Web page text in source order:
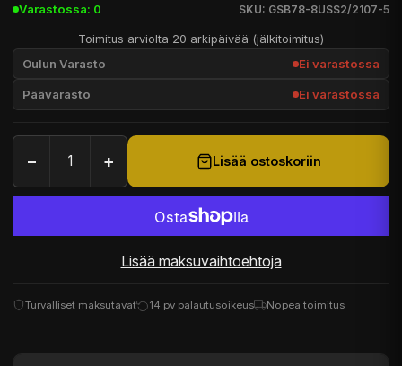
Varastossa: 0 SKU: GSB78-8USS2/2107-5
Toimitus arviolta 20 arkipäivää (jälkitoimitus)
Oulun Varasto Ei varastossa
Päävarasto Ei varastossa
− + Lisää ostoskoriin
Lisää maksuvaihtoehtoja
Turvalliset maksutavat 14 pv palautusoikeus Nopea toimitus